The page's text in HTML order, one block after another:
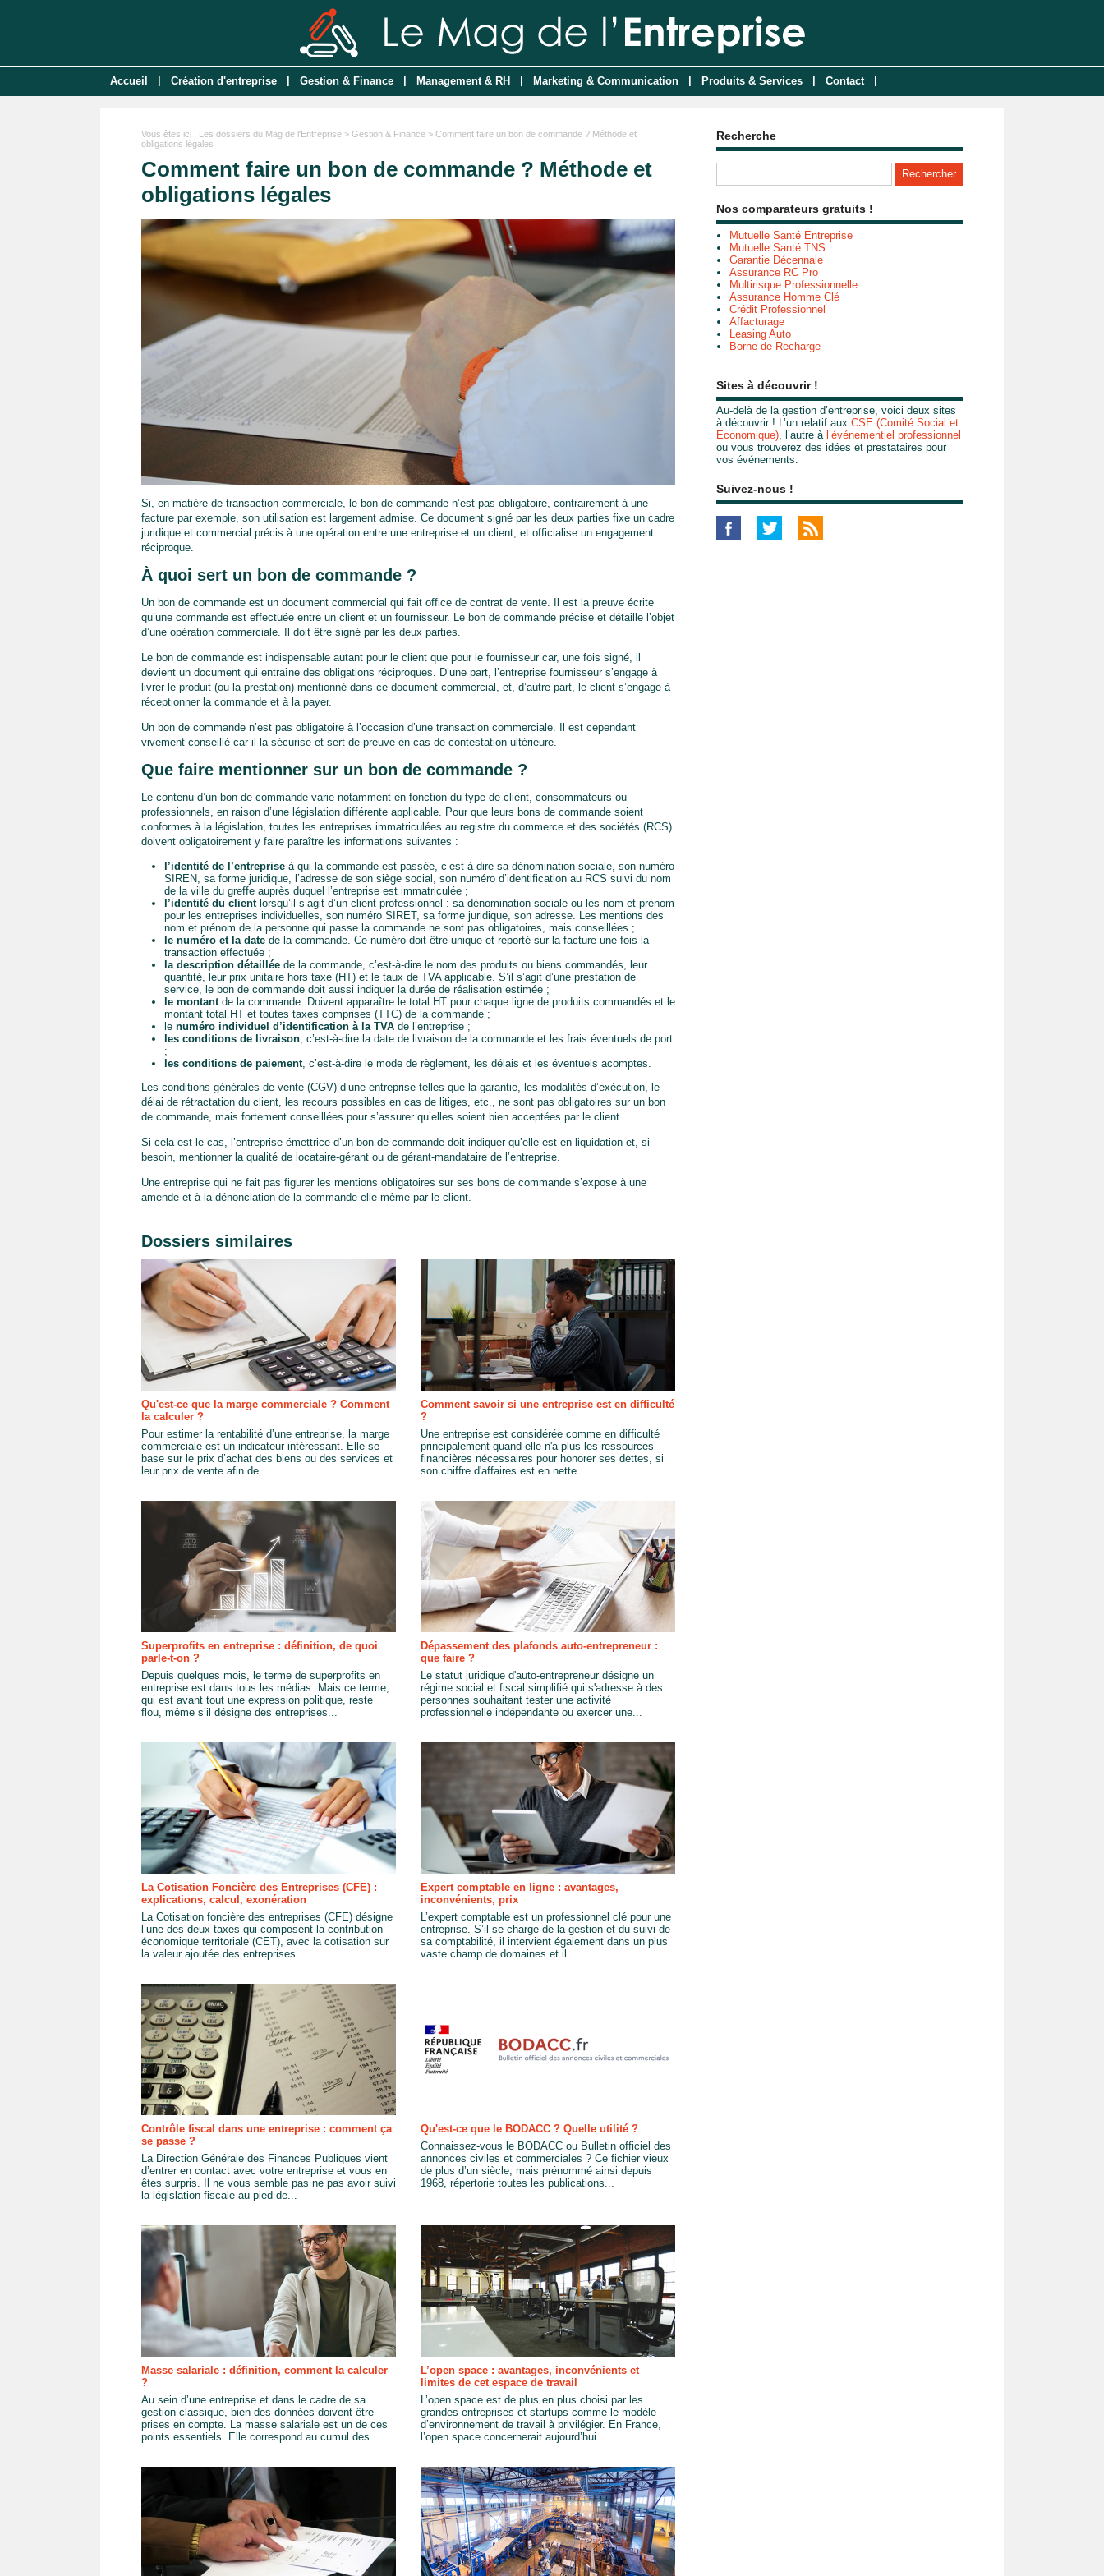
Accueil Création d'entreprise Gestion & Finance Management & RH Marketing & Communication Produits & Services Contact
Vous êtes ici : Les dossiers du Mag de l'Entreprise > Gestion & Finance > Comment faire un bon de commande ? Méthode et
obligations légales
Comment faire un bon de commande ? Méthode et
obligations légales
Si, en matière de transaction commerciale, le bon de commande n’est pas obligatoire, contrairement à une
facture par exemple, son utilisation est largement admise. Ce document signé par les deux parties fixe un cadre
juridique et commercial précis à une opération entre une entreprise et un client, et officialise un engagement
réciproque.
À quoi sert un bon de commande ?
Un bon de commande est un document commercial qui fait office de contrat de vente. Il est la preuve écrite
qu’une commande est effectuée entre un client et un fournisseur. Le bon de commande précise et détaille l’objet
d’une opération commerciale. Il doit être signé par les deux parties.
Le bon de commande est indispensable autant pour le client que pour le fournisseur car, une fois signé, il
devient un document qui entraîne des obligations réciproques. D’une part, l’entreprise fournisseur s’engage à
livrer le produit (ou la prestation) mentionné dans ce document commercial, et, d’autre part, le client s’engage à
réceptionner la commande et à la payer.
Un bon de commande n’est pas obligatoire à l’occasion d’une transaction commerciale. Il est cependant
vivement conseillé car il la sécurise et sert de preuve en cas de contestation ultérieure.
Que faire mentionner sur un bon de commande ?
Le contenu d’un bon de commande varie notamment en fonction du type de client, consommateurs ou
professionnels, en raison d’une législation différente applicable. Pour que leurs bons de commande soient
conformes à la législation, toutes les entreprises immatriculées au registre du commerce et des sociétés (RCS)
doivent obligatoirement y faire paraître les informations suivantes :
l’identité de l’entreprise à qui la commande est passée, c’est-à-dire sa dénomination sociale, son numéro
SIREN, sa forme juridique, l’adresse de son siège social, son numéro d’identification au RCS suivi du nom
de la ville du greffe auprès duquel l’entreprise est immatriculée ;
l’identité du client lorsqu’il s’agit d’un client professionnel : sa dénomination sociale ou les nom et prénom
pour les entreprises individuelles, son numéro SIRET, sa forme juridique, son adresse. Les mentions des
nom et prénom de la personne qui passe la commande ne sont pas obligatoires, mais conseillées ;
le numéro et la date de la commande. Ce numéro doit être unique et reporté sur la facture une fois la
transaction effectuée ;
la description détaillée de la commande, c’est-à-dire le nom des produits ou biens commandés, leur
quantité, leur prix unitaire hors taxe (HT) et le taux de TVA applicable. S’il s’agit d’une prestation de
service, le bon de commande doit aussi indiquer la durée de réalisation estimée ;
le montantde la commande. Doivent apparaître le total HT pour chaque ligne de produits commandés et le
montant total HT et toutes taxes comprises (TTC) de la commande ;
le numéro individuel d’identification à la TVA de l’entreprise ;
les conditions de livraison, c’est-à-dire la date de livraison de la commande et les frais éventuels de port
;
les conditions de paiement, c’est-à-dire le mode de règlement, les délais et les éventuels acomptes.
Les conditions générales de vente (CGV) d’une entreprise telles que la garantie, les modalités d’exécution, le
délai de rétractation du client, les recours possibles en cas de litiges, etc., ne sont pas obligatoires sur un bon
de commande, mais fortement conseillées pour s’assurer qu’elles soient bien acceptées par le client.
Si cela est le cas, l’entreprise émettrice d’un bon de commande doit indiquer qu’elle est en liquidation et, si
besoin, mentionner la qualité de locataire-gérant ou de gérant-mandataire de l’entreprise.
Une entreprise qui ne fait pas figurer les mentions obligatoires sur ses bons de commande s’expose à une
amende et à la dénonciation de la commande elle-même par le client.
Dossiers similaires
Qu'est-ce que la marge commerciale ? Comment
la calculer ?
Pour estimer la rentabilité d’une entreprise, la marge
commerciale est un indicateur intéressant. Elle se
base sur le prix d’achat des biens ou des services et
leur prix de vente afin de...
Comment savoir si une entreprise est en difficulté
?
Une entreprise est considérée comme en difficulté
principalement quand elle n'a plus les ressources
financières nécessaires pour honorer ses dettes, si
son chiffre d'affaires est en nette...
Superprofits en entreprise : définition, de quoi
parle-t-on ?
Depuis quelques mois, le terme de superprofits en
entreprise est dans tous les médias. Mais ce terme,
qui est avant tout une expression politique, reste
flou, même s’il désigne des entreprises...
Dépassement des plafonds auto-entrepreneur :
que faire ?
Le statut juridique d'auto-entrepreneur désigne un
régime social et fiscal simplifié qui s'adresse à des
personnes souhaitant tester une activité
professionnelle indépendante ou exercer une...
La Cotisation Foncière des Entreprises (CFE) :
explications, calcul, exonération
La Cotisation foncière des entreprises (CFE) désigne
l’une des deux taxes qui composent la contribution
économique territoriale (CET), avec la cotisation sur
la valeur ajoutée des entreprises...
Expert comptable en ligne : avantages,
inconvénients, prix
L’expert comptable est un professionnel clé pour une
entreprise. S’il se charge de la gestion et du suivi de
sa comptabilité, il intervient également dans un plus
vaste champ de domaines et il...
Contrôle fiscal dans une entreprise : comment ça
se passe ?
La Direction Générale des Finances Publiques vient
d’entrer en contact avec votre entreprise et vous en
êtes surpris. Il ne vous semble pas ne pas avoir suivi
la législation fiscale au pied de...
Qu'est-ce que le BODACC ? Quelle utilité ?
Connaissez-vous le BODACC ou Bulletin officiel des
annonces civiles et commerciales ? Ce fichier vieux
de plus d’un siècle, mais prénommé ainsi depuis
1968, répertorie toutes les publications...
Masse salariale : définition, comment la calculer
?
Au sein d’une entreprise et dans le cadre de sa
gestion classique, bien des données doivent être
prises en compte. La masse salariale est un de ces
points essentiels. Elle correspond au cumul des...
L’open space : avantages, inconvénients et
limites de cet espace de travail
L’open space est de plus en plus choisi par les
grandes entreprises et startups comme le modèle
d’environnement de travail à privilégier. En France,
l’open space concernerait aujourd’hui...
Recherche
Nos comparateurs gratuits !
Mutuelle Santé Entreprise
Mutuelle Santé TNS
Garantie Décennale
Assurance RC Pro
Multirisque Professionnelle
Assurance Homme Clé
Crédit Professionnel
Affacturage
Leasing Auto
Borne de Recharge
Sites à découvrir !
Au-delà de la gestion d’entreprise, voici deux sites
à découvrir ! L’un relatif aux CSE (Comité Social et
Economique), l’autre à l’événementiel professionnel
ou vous trouverez des idées et prestataires pour
vos événements.
Suivez-nous !